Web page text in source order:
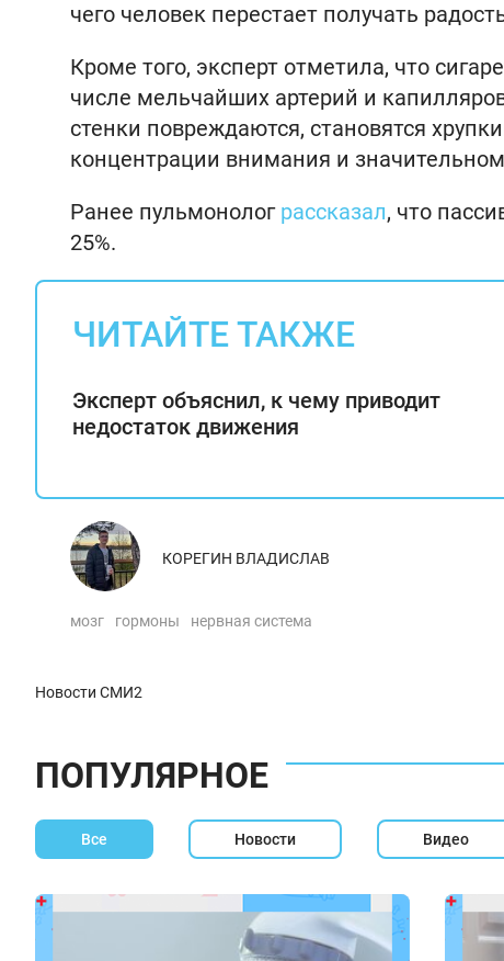
чего человек перестает получать
Кроме того, эксперт отметила, что
числе мельчайших артерий и
стенки повреждаются, становятся
концентрации внимания и
Ранее пульмонолог рассказал, что
25%.
ЧИТАЙТЕ ТАКЖЕ
Эксперт объяснил, к чему приводит
недостаток движения
КОРЕГИН ВЛАДИСЛАВ
мозг гормоны нервная система
Новости СМИ2
ПОПУЛЯРНОЕ
Все Новости Видео